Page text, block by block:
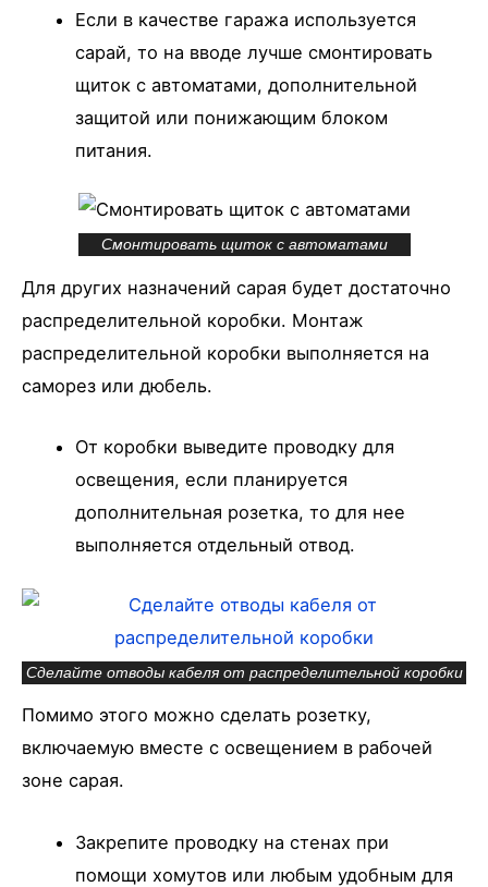
Если в качестве гаража используется
сарай, то на вводе лучше смонтировать
щиток с автоматами, дополнительной
защитой или понижающим блоком
питания.
Смонтировать щиток с автоматами
Для других назначений сарая будет достаточно
распределительной коробки. Монтаж
распределительной коробки выполняется на
саморез или дюбель.
От коробки выведите проводку для
освещения, если планируется
дополнительная розетка, то для нее
выполняется отдельный отвод.
Сделайте отводы кабеля от распределительной коробки
Помимо этого можно сделать розетку,
включаемую вместе с освещением в рабочей
зоне сарая.
Закрепите проводку на стенах при
помощи хомутов или любым удобным для